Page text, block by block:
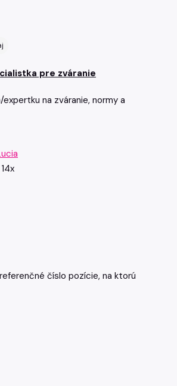
pre zváranie
na zváranie, normy a
číslo pozície, na ktorú